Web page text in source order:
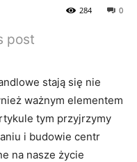
0
284
post
stają się nie
ważnym elementem
tym przyjrzymy
i budowie centr
na nasze ‍życie